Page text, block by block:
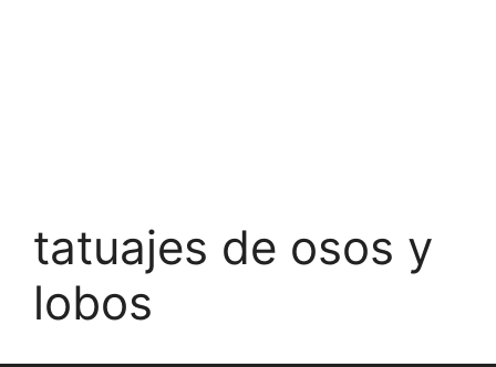
tatuajes de osos y
lobos